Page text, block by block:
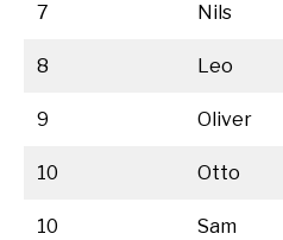
7 Nils
8 Leo
9 Oliver
10 Otto
10 Sam